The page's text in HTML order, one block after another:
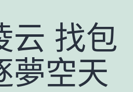
云 找包
夢空天